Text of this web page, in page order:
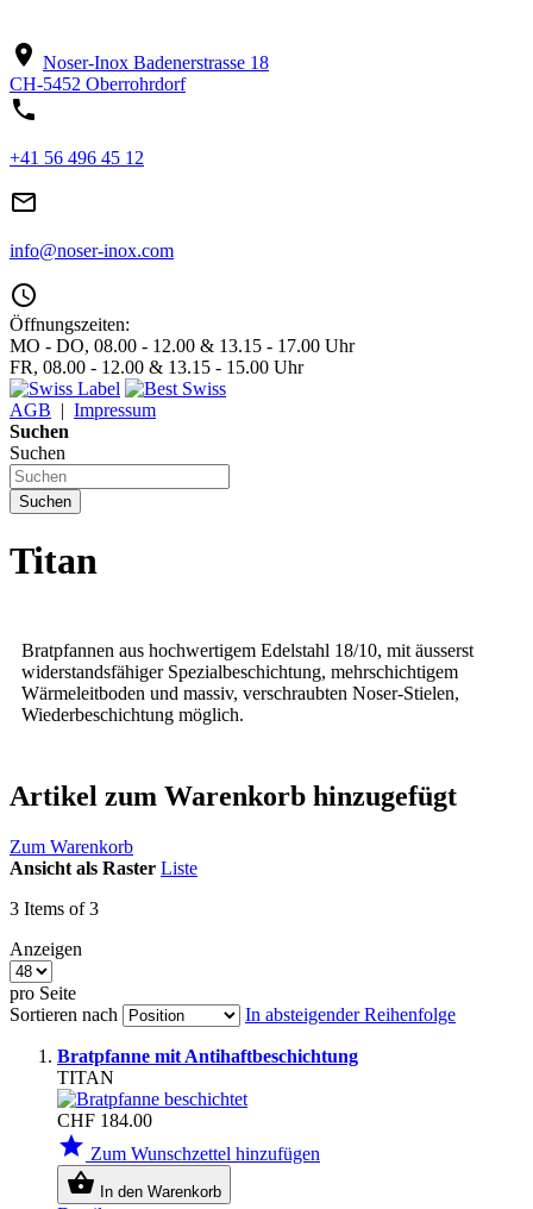
location_on Noser-Inox Badenerstrasse 18
CH-5452 Oberrohrdorf
phone
+41 56 496 45 12
mail_outline
info@noser-inox.com
access_time
Öffnungszeiten:
MO - DO, 08.00 - 12.00 & 13.15 - 17.00 Uhr
FR, 08.00 - 12.00 & 13.15 - 15.00 Uhr
AGB | Impressum
Suchen
Suchen
Suchen
Titan
Bratpfannen aus hochwertigem Edelstahl 18/10, mit äusserst
widerstandsfähiger Spezialbeschichtung, mehrschichtigem
Wärmeleitboden und massiv, verschraubten Noser-Stielen,
Wiederbeschichtung möglich.
Artikel zum Warenkorb hinzugefügt
Zum Warenkorb
Ansicht als Raster Liste
3 Items of 3
Anzeigen
pro Seite
Sortieren nach
In absteigender Reihenfolge
Bratpfanne mit Antihaftbeschichtung
TITAN
CHF 184.00
star Zum Wunschzettel hinzufügen
shopping_basket In den Warenkorb